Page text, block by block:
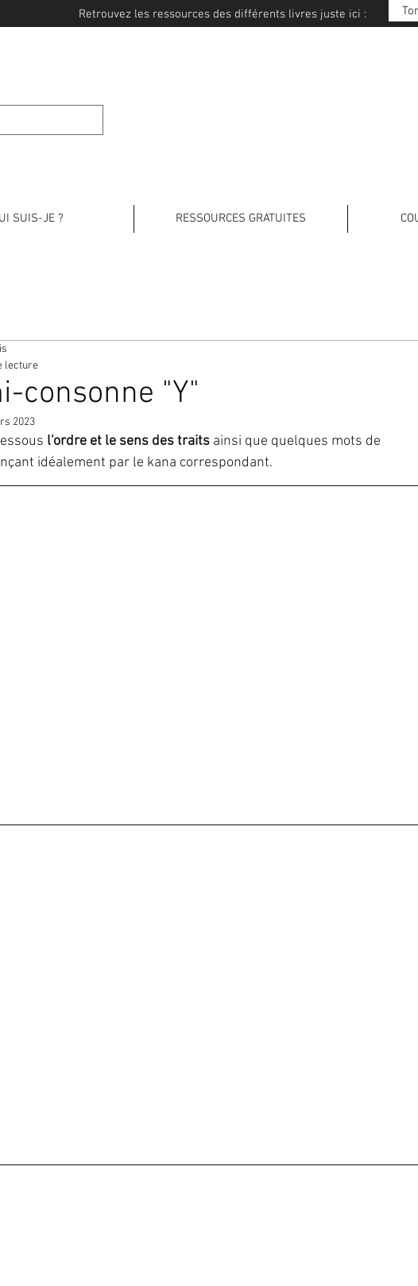
Retrouvez les ressources des différents livres juste ici :
SUIS-JE ? RESSOURCES GRATUITES
consonne "Y"
lecture
2023
l'ordre et le sens des traits ainsi que quelques mots de
idéalement par le kana correspondant.